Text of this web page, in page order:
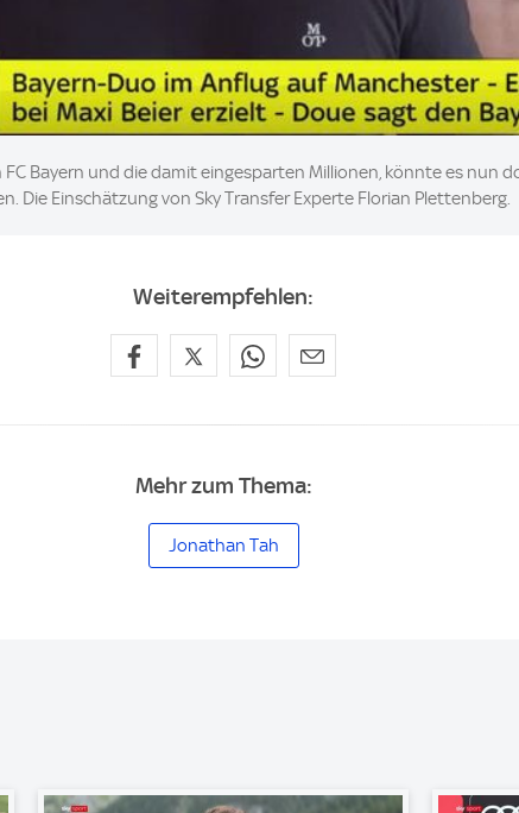
Bayern und die damit eingesparten Millionen, könnte es nun
Die Einschätzung von Sky Transfer Experte Florian Plettenberg.
Weiterempfehlen:
Mehr zum Thema:
Jonathan Tah